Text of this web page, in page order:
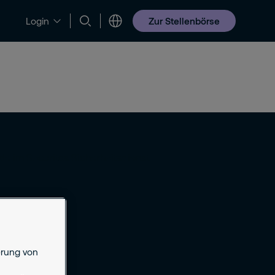
Login Zur Stellenbörse
Jobs & Karriere
von